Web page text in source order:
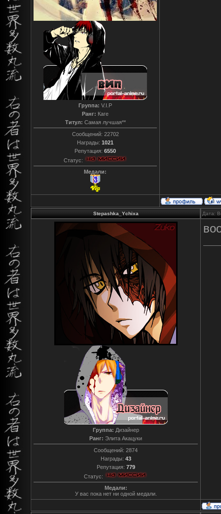
Группа: V.I.P
Ранг: Каге
Титул: Самая лучшая**
Сообщений: 22702
Награды: 1021
Репутация: 6550
Статус:
Медали:
Stepashka_Ychixa Дата:
Группа: Дизайнер
Ранг: Элита Акацуки
Сообщений: 2874
Награды: 43
Репутация: 779
Статус:
Медали:
У вас пока нет ни одной медали.